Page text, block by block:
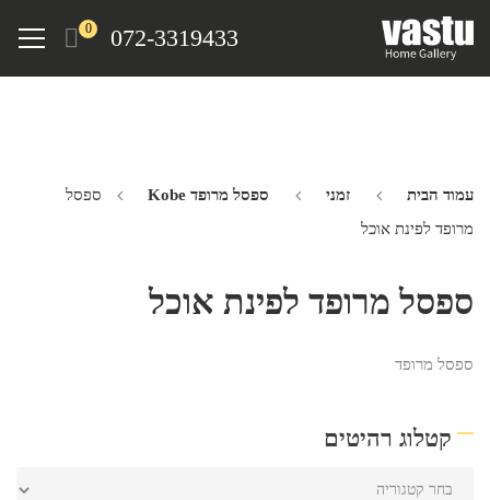
072-3319433
0
Menu
עמוד הבית זמני ספסל מרופד Kobe
ספסל
מרופד לפינת אוכל
ספסל מרופד לפינת אוכל
ספסל מרופד
קטלוג רהיטים